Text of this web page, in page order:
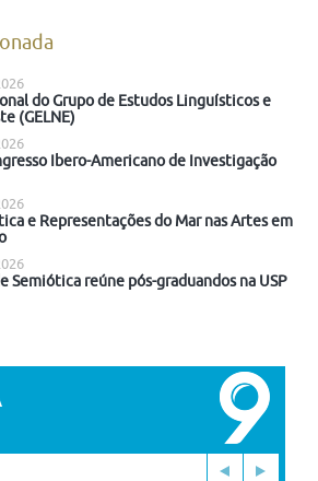
do Grupo de Estudos Linguísticos e
(GELNE)
Ibero-Americano de Investigação
e Representações do Mar nas Artes em
Semiótica reúne pós-graduandos na USP